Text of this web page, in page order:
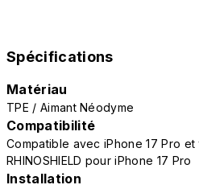
Spécifications
Matériau
TPE / Aimant Néodyme
Compatibilité
Compatible avec iPhone 17 Pro
RHINOSHIELD pour iPhone 17 Pro
Installation